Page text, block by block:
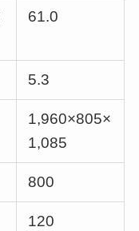
61.0
5.3
1,960×805×
1,085
800
120